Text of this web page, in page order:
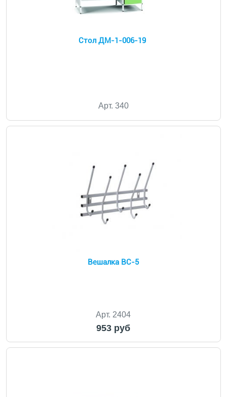
Стол ДМ-1-006-19
Арт. 340
Вешалка ВС-5
Арт. 2404
953 руб